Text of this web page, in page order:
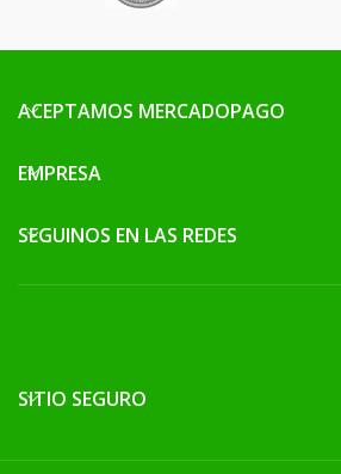
ACEPTAMOS MERCADOPAGO
EMPRESA
SEGUINOS EN LAS REDES
SITIO SEGURO